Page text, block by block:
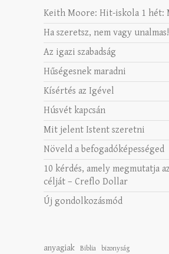
Keith Moore: Hit-iskola 1 hét:
Ha szeretsz, nem vagy unalmas!
Az igazi szabadság
Hűségesnek maradni
Kísértés az Igével
Húsvét kapcsán
Mit jelent Istent szeretni
Növeld a befogadóképességed
10 kérdés, amely megmutatja
célját – Creflo Dollar
Új gondolkozásmód
anyagiak Biblia bizonyság